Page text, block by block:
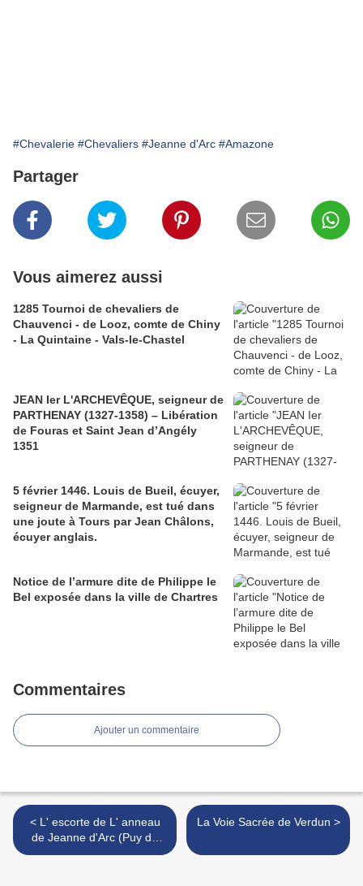
#Chevalerie #Chevaliers #Jeanne d'Arc #Amazone
Partager
Vous aimerez aussi
1285 Tournoi de chevaliers de
Chauvenci - de Looz, comte de Chiny
- La Quintaine - Vals-le-Chastel
JEAN Ier L'ARCHEVÊQUE, seigneur de
PARTHENAY (1327-1358) – Libération
de Fouras et Saint Jean d’Angély
1351
5 février 1446. Louis de Bueil, écuyer,
seigneur de Marmande, est tué dans
une joute à Tours par Jean Châlons,
écuyer anglais.
Notice de l’armure dite de Philippe le
Bel exposée dans la ville de Chartres
Commentaires
Ajouter un commentaire
< L' escorte de L' anneau
de Jeanne d'Arc (Puy du
Fou 40 ans - Carlos Nunez)
La Voie Sacrée de Verdun >